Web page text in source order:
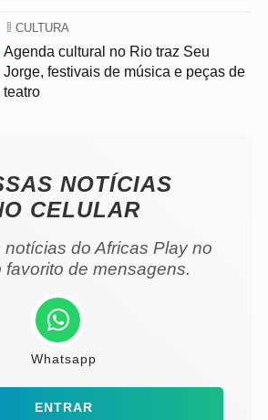
CULTURA
Agenda cultural no Rio traz Seu
Jorge, festivais de música e peças de
teatro
NOTÍCIAS
CELULAR
do Africas Play no
favorito de mensagens.
Whatsapp
ENTRAR